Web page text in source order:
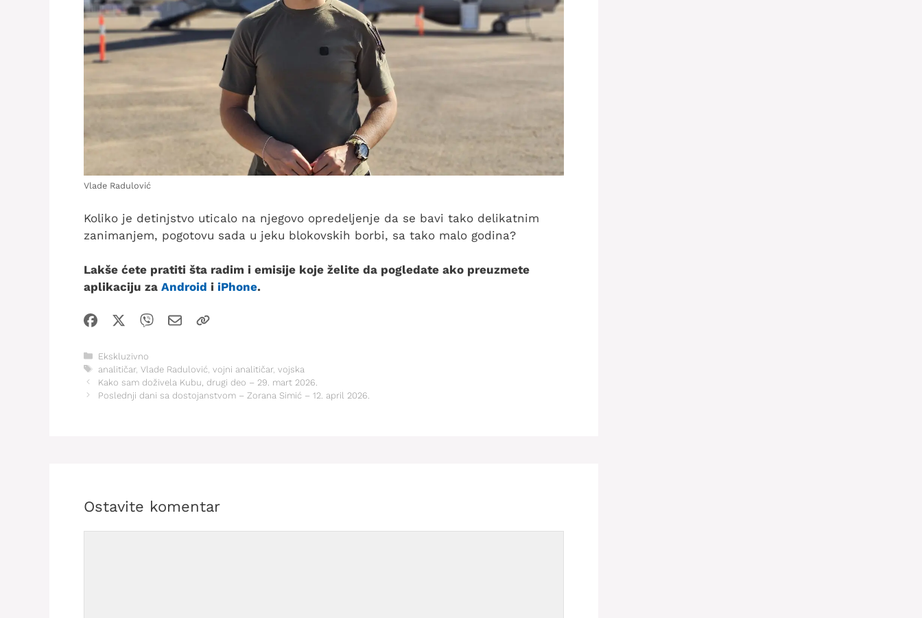
Vlade Radulović
Koliko je detinjstvo uticalo na njegovo opredeljenje da se bavi tako delikatnim
zanimanjem, pogotovu sada u jeku blokovskih borbi, sa tako malo godina?
Lakše ćete pratiti šta radim i emisije koje želite da pogledate ako preuzmete
aplikaciju za Android i iPhone.
Kategorije
Ekskluzivno
Oznake
analitičar, Vlade Radulović, vojni analitičar, vojska
Kako sam doživela Kubu, drugi deo – 29. mart 2026.
Poslednji dani sa dostojanstvom – Zorana Simić – 12. april 2026.
Ostavite komentar